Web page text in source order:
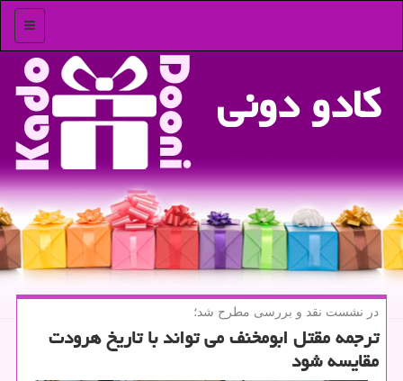
منو
كادو دونی
در نشست نقد و بررسی مطرح شد؛
ترجمه مقتل ابومخنف می تواند با تاریخ هرودت
مقایسه شود